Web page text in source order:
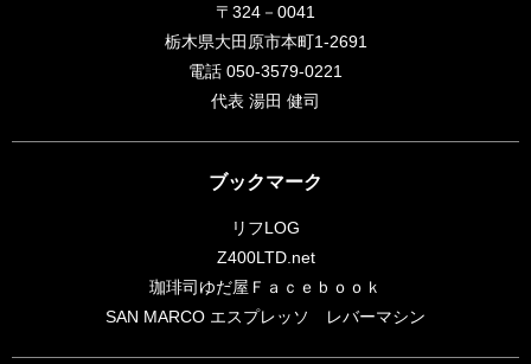
〒324－0041
栃木県大田原市本町1-2691
電話 050-3579-0221
代表 湯田 健司
ブックマーク
リフLOG
Z400LTD.net
珈琲司ゆだ屋Ｆａｃｅｂｏｏｋ
SAN MARCO エスプレッソ レバーマシン